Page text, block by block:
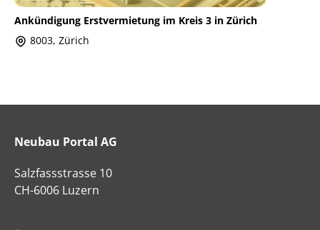
Ankündigung Erstvermietung im Kreis 3 in Zürich
8003, Zürich
Neubau Portal AG
Salzfassstrasse 10
CH-6006 Luzern